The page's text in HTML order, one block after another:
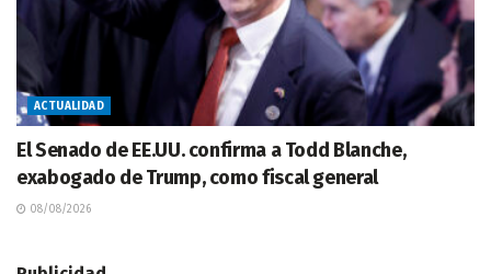
ACTUALIDAD
El Senado de EE.UU. confirma a Todd Blanche,
exabogado de Trump, como fiscal general
08/08/2026